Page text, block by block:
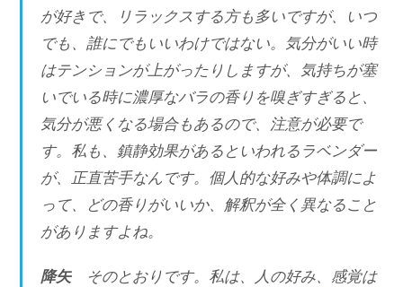
が好きで、リラックスする方も多いですが、いつ
でも、誰にでもいいわけではない。気分がいい時
はテンションが上がったりしますが、気持ちが塞
いでいる時に濃厚なバラの香りを嗅ぎすぎると、
気分が悪くなる場合もあるので、注意が必要で
す。私も、鎮静効果があるといわれるラベンダー
が、正直苦手なんです。個人的な好みや体調によ
って、どの香りがいいか、解釈が全く異なること
がありますよね。
降矢
そのとおりです。私は、人の好み、感覚は